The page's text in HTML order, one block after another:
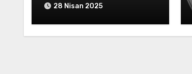
Değerli dostlar, sevgili
Belgeleriyle KOÇGİRİ
TARİHİ” kitabımız 10
28 Nisan 2025